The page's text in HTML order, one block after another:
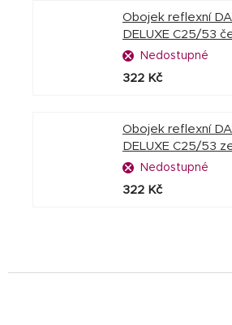
Obojek reflexní
DELUXE C25/53
Nedostupné
322 Kč
Obojek reflexní
DELUXE C25/53
Nedostupné
322 Kč